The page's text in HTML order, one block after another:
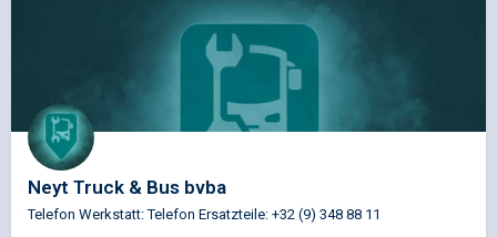
Neyt Truck & Bus bvba
Telefon Werkstatt: Telefon Ersatzteile: +32 (9) 348 88 11